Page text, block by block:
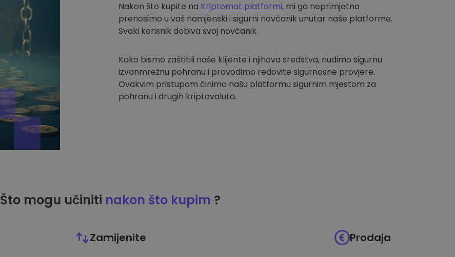
Nakon što kupite na Kriptomat platformi, mi ga neprimjetno
prenosimo u vaš namjenski i sigurni novčanik unutar naše platforme.
Svaki korisnik dobiva svoj novčanik.
Kako bismo zaštitili naše klijente i njihova sredstva, nudimo sigurnu
izvanmrežnu pohranu i provodimo redovite sigurnosne provjere.
Ovakvim pristupom činimo našu platformu sigurnim mjestom za
pohranu i drugih kriptovaluta.
Što mogu učiniti nakon što kupim ?
Zamijenite Prodaja